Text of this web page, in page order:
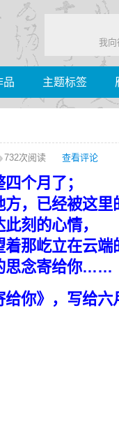
我向
品 主题标签
732次阅读 查看评论
个月了；
，已经被这里
刻的心情，
那屹立在云端
思念寄给你……
你》，写给